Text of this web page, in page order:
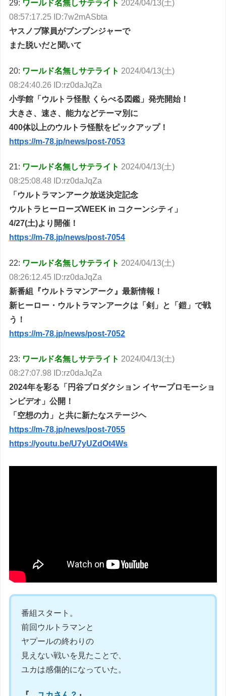
29: ワールド名無しサテライト 2024/04/13(土)
08:57:17.25 ID:7w2mASbta
ヤスノブ隊員がブンブンジャーで
また脱いだと聞いて
20: ワールド名無しサテライト 2024/04/13(土)
08:24:40.26 ID:rz0daJqZa
小学館「ウルトラ怪獣 くらべる図鑑」発売開始！
大きさ、速さ、能力などテーマ別に
400体以上のウルトラ怪獣をピックアップ！
https://m-78.jp/news/post-7053
21: ワールド名無しサテライト 2024/04/13(土)
08:25:08.48 ID:rz0daJqZa
「ウルトラマンアーク放送決定記念
ウルトラヒーローズWEEK in コクーンシティ」
4/27(土)より開催！
https://m-78.jp/news/post-7054
22: ワールド名無しサテライト 2024/04/13(土)
08:26:12.45 ID:rz0daJqZa
新番組『ウルトラマンアーク』最新情報！
新ヒーロー・ウルトラマンアークは「剣」と「鎧」で戦
う！
https://m-78.jp/news/post-7052
23: ワールド名無しサテライト 2024/04/13(土)
08:27:07.98 ID:rz0daJqZa
2024年を彩る「円谷プロダクション イヤープロモーショ
ンビデオ」公開！
「空想の力」と共に新たなステージヘ
https://m-78.jp/news/post-7055
https://youtu.be/U7yUZdOt4Ws
番組スタート。
前回ウルトラマンと
ヤプールの終わりの
見えない戦いを見たことで、
ユカは感傷的になっていた。